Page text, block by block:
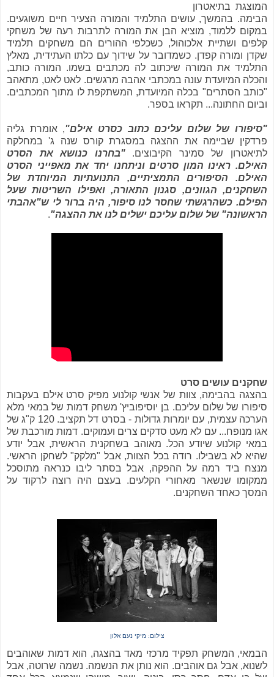
המוצגת בתיאטרון
הבימה. בהמשך, עושים התלמיד והמורה הצעיר חיים משוגעים.
במקום ללמוד, מוציא הבן את המורה לתרבות רעה של משחקי
קלפים ושתיית אלכוהול, כשכלפי ההורים הם משחקים תלמיד
שקדן ומורה קפדן. כשמדובר על שידוך עם כלתו העתידית, מאלץ
התלמיד את המורה שיכתוב לה מכתבים בשמו. המורה כותב,
והכלה המיועדת עונה במכתבי אהבה מרגשים. לאט לאט, מתאהב
"כותב הסתרים" בכלה המיועדת, המשתקפת לו מתוך המכתבים.
וביום החתונה... תקראו בספר.
"סיפורו של שלום עליכם כתוב כסרט אילם", אומרת גליה
פרדקין שביימה את ההצגה במסגרת קורס שנה ג' במחלקה
לתיאטרון של סמינר הקיבוצים."בחרנו כנושא את הסרט
האילם. ראינו המון סרטים וניתחנו יחד את מאפייני הסרט
האילם. הסיפורים התמציתיים, התנועתיות המיוחדת של
השחקנים, הגוונים, סגנון התאורה, ואפילו השריטות שעל
הפילם. כשהרגשתי שחסר לנו סיפור, היה ברור לי ש"אהבתי
הראשונה" של שלום עליכם ישלים לנו את ההצגה".
שחקנים עושים סרט
בהצגה בהבימה, צוות של אנשי קולנוע מפיק סרט אילם בעקבות
סיפורו של שלום עליכם. בן יוסיפוביץ' משחק דמות של במאי מלא
הערכה עצמית, עם יומרות גדולות - בסרט דל תקציב. 120 ק"ג של
אגו מנופח... עם לא מעט סדקים צרים ועמוקים. דמות מורכבת של
במאי קולנוע שיודע הכל. מאוהב בשחקנית הראשית, אבל יודע
שהיא לא בשבילו. רודה בכל הצוות, אבל "מלקק" לשחקן הראשי.
מנצח ביד רמה על ההפקה, אבל בסתר ליבו כנראה מתוסכל
ממקומו שנשאר מאחורי הקלעים. בעצם היה רוצה לרקוד על
המסך כאחד השחקנים.
צילום: מיקי נעם אלון
הבמאי, המשחק תפקיד מרכזי מאד בהצגה, הוא דמות שאוהבים
לשנוא, אבל גם אוהבים. הוא נותן את הנשמה. נשמה שרוטה, אבל